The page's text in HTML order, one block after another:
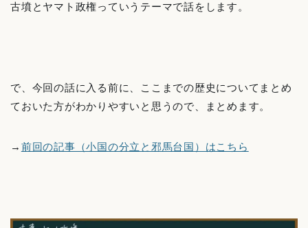
古墳とヤマト政権っていうテーマで話をします。
で、今回の話に入る前に、ここまでの歴史についてまとめ
ておいた方がわかりやすいと思うので、まとめます。
→ 前回の記事（小国の分立と邪馬台国）はこちら